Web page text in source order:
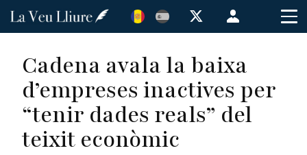
Vés
Menú
de
de
usuario
Cadena avala la baixa
d’empreses inactives per
“tenir dades reals” del
teixit econòmic